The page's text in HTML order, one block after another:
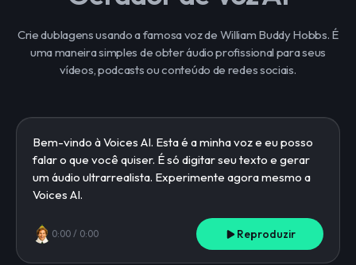
Crie dublagens usando a famosa voz de William Buddy Hobbs. É
uma maneira simples de obter áudio profissional para seus
vídeos, podcasts ou conteúdo de redes sociais.
0:00 / 0:00 Reproduzir